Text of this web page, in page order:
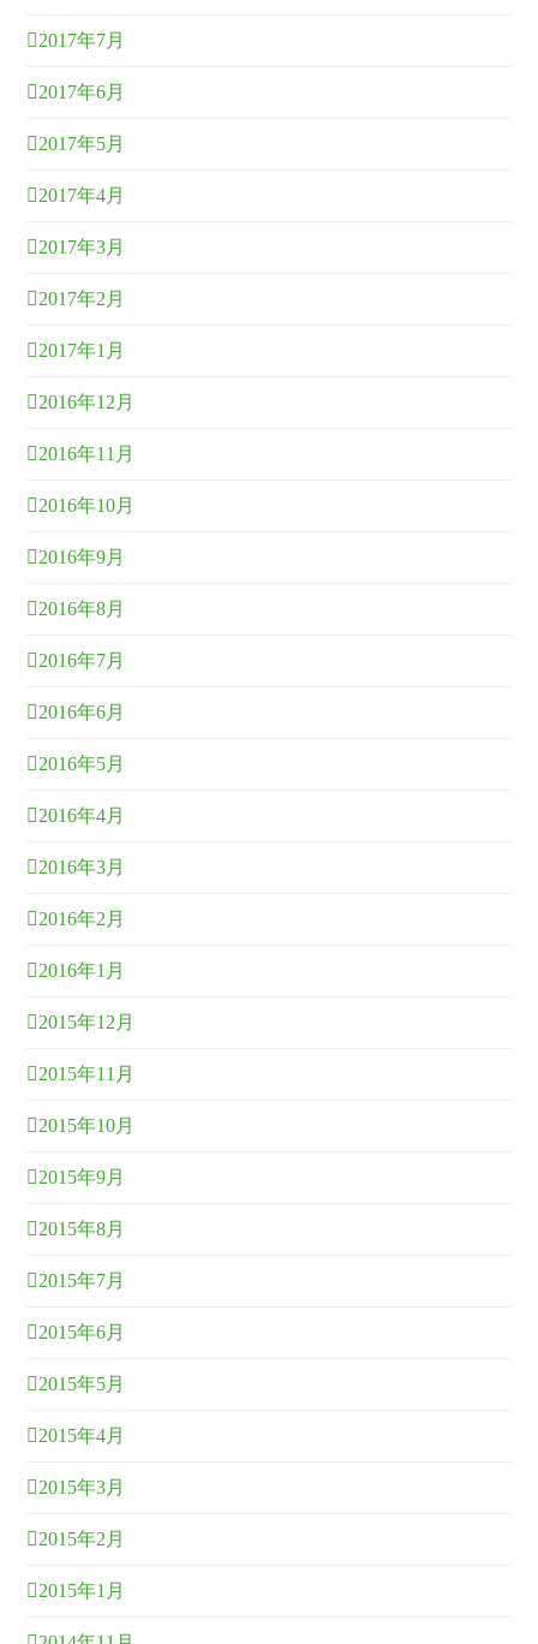
2017年7月
2017年6月
2017年5月
2017年4月
2017年3月
2017年2月
2017年1月
2016年12月
2016年11月
2016年10月
2016年9月
2016年8月
2016年7月
2016年6月
2016年5月
2016年4月
2016年3月
2016年2月
2016年1月
2015年12月
2015年11月
2015年10月
2015年9月
2015年8月
2015年7月
2015年6月
2015年5月
2015年4月
2015年3月
2015年2月
2015年1月